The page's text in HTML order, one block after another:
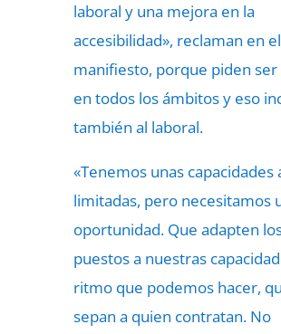
laboral y una mejora en la
accesibilidad», reclaman en el
manifiesto, porque piden ser
en todos los ámbitos y eso
también al laboral.
«Tenemos unas capacidades
limitadas, pero necesitamos
oportunidad. Que adapten
puestos a nuestras
ritmo que podemos hacer,
sepan a quien contratan. No